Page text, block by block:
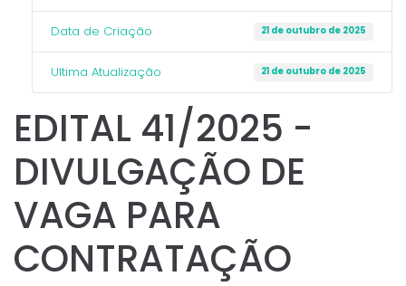
Data de Criação 21 de outubro de 2025
Ultima Atualização 21 de outubro de 2025
EDITAL 41/2025 -
DIVULGAÇÃO DE
VAGA PARA
CONTRATAÇÃO